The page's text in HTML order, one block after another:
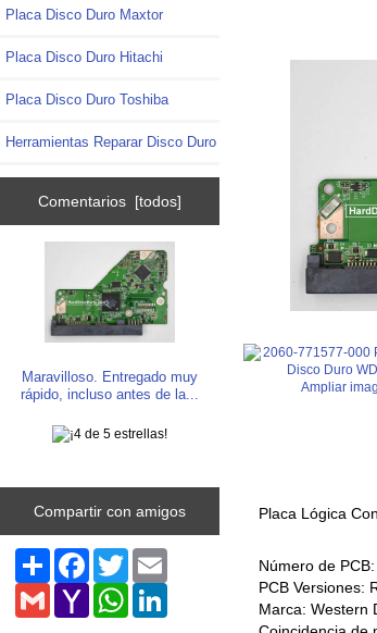
Placa Disco Duro Maxtor
Placa Disco Duro Hitachi
Placa Disco Duro Toshiba
Herramientas Reparar Disco Duro
Comentarios [todos]
Maravilloso. Entregado muy
rápido, incluso antes de la...
Compartir con amigos
Share Facebook
TwitterEmail
Gmail Yahoo
Mail
WhatsAppLinkedIn
Ampliar
Placa Lógica
Número de PCB:
PCB Versiones:
Marca: Western